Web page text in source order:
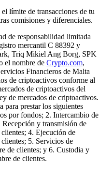
límite de transacciones de tu
comisiones y diferenciales.
de responsabilidad limitada
mercantil C 88392 y
Triq Mikiel Ang Borg, SPK
el nombre de Crypto.com,
Financieros de Malta
de criptoactivos conforme al
de criptoactivos del
de mercados de criptoactivos.
prestar los siguientes
por fondos; 2. Intercambio de
y transmisión de
4. Ejecución de
5. Servicios de
de clientes; y 6. Custodia y
de clientes.